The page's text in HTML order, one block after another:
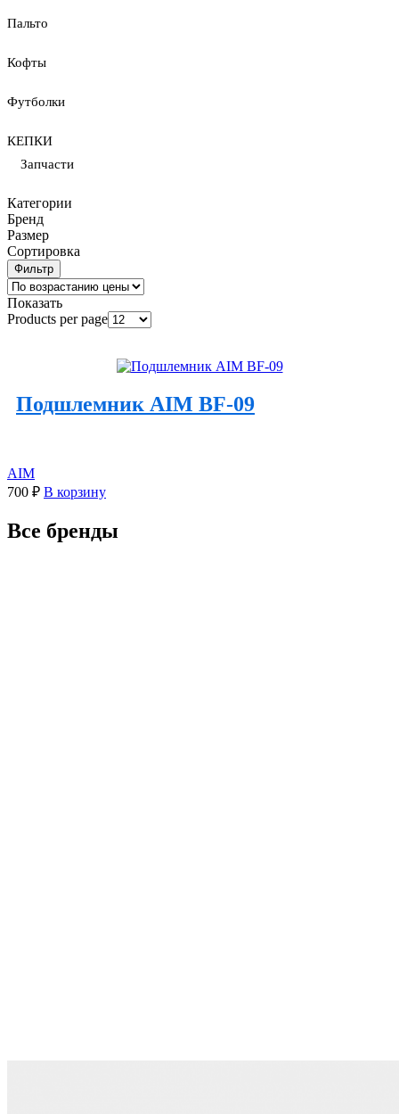
Пальто
Кофты
Футболки
КЕПКИ
Запчасти
Категории
Бренд
Размер
Сортировка
Фильтр
Показать
Products per page
Подшлемник AIM BF-09
AIM
700 ₽ В корзину
Все бренды